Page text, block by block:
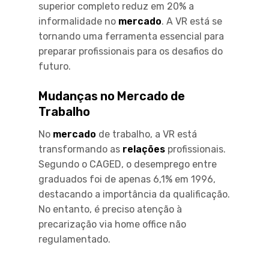
superior completo reduz em 20% a
informalidade no mercado. A VR está se
tornando uma ferramenta essencial para
preparar profissionais para os desafios do
futuro.
Mudanças no Mercado de
Trabalho
No mercado de trabalho, a VR está
transformando as relações profissionais.
Segundo o CAGED, o desemprego entre
graduados foi de apenas 6,1% em 1996,
destacando a importância da qualificação.
No entanto, é preciso atenção à
precarização via home office não
regulamentado.